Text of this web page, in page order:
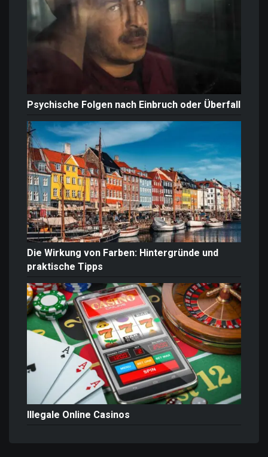
Psychische Folgen nach Einbruch oder Überfall
Die Wirkung von Farben: Hintergründe und
praktische Tipps
Illegale Online Casinos